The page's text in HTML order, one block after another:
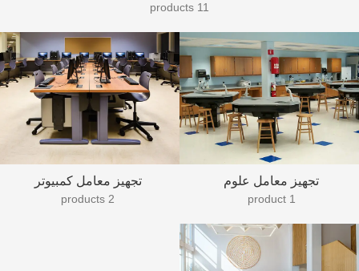
11 products
تجهيز معامل علوم
1 product
تجهيز معامل كمبيوتر
2 products